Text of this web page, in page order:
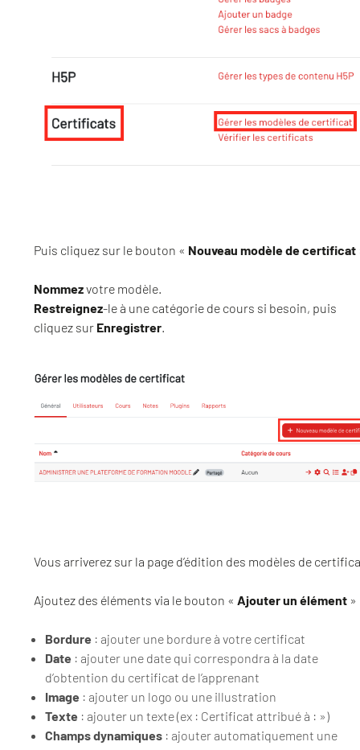
Puis cliquez sur le bouton « Nouveau modèle de certificat
Nommezvotre modèle.
Restreignez-le à une catégorie de cours si besoin, puis
cliquez sur Enregistrer.
Vous arriverez sur la page d’édition des modèles de
Ajoutez des éléments via le bouton « Ajouter un élément »
Bordure : ajouter une bordure à votre certificat
Date : ajouter une date qui correspondra à la date
d’obtention du certificat de l’apprenant
Image : ajouter un logo ou une illustration
Texte : ajouter un texte (ex : Certificat attribué à : »)
Champs dynamiques : ajouter automatiquement une